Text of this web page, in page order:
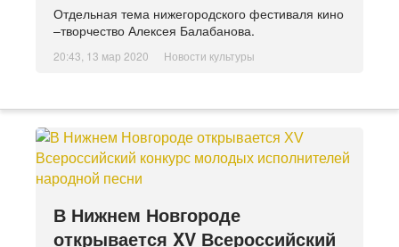
Отдельная тема нижегородского фестиваля кино
–творчество Алексея Балабанова.
20:43, 13 мар 2020 Новости культуры
В Нижнем Новгороде
открывается XV Всероссийский